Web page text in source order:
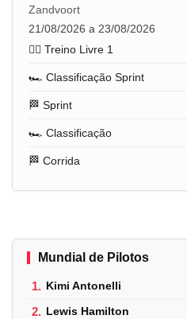
Zandvoort
21/08/2026 a 23/08/2026
🏋️‍♂️ Treino Livre 1
🏎️ Classificação Sprint
🏁 Sprint
🏎️ Classificação
🏁 Corrida
Mundial de Pilotos
1. Kimi Antonelli
2. Lewis Hamilton